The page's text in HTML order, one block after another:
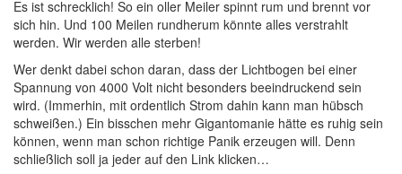
Es ist schrecklich! So ein oller Meiler spinnt rum und brennt vor
sich hin. Und 100 Meilen rundherum könnte alles verstrahlt
werden. Wir werden alle sterben!
Wer denkt dabei schon daran, dass der Lichtbogen bei einer
Spannung von 4000 Volt nicht besonders beeindruckend sein
wird. (Immerhin, mit ordentlich Strom dahin kann man hübsch
schweißen.) Ein bisschen mehr Gigantomanie hätte es ruhig sein
können, wenn man schon richtige Panik erzeugen will. Denn
schließlich soll ja jeder auf den Link klicken…